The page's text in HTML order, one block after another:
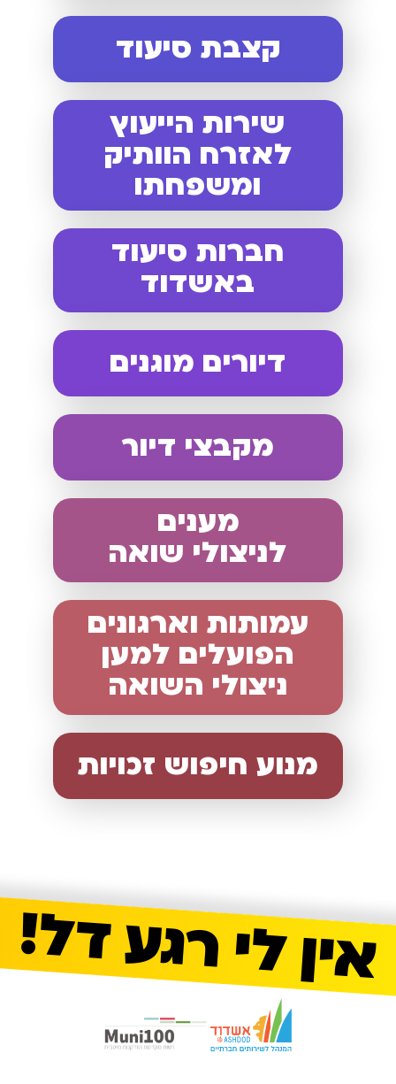
קצבת סיעוד
שירות הייעוץ
לאזרח הוותיק
ומשפחתו
חברות סיעוד
באשדוד
דיורים מוגנים
מקבצי דיור
מענים
לניצולי שואה
עמותות וארגונים
הפועלים למען
ניצולי השואה
מנוע חיפוש זכויות
אין לי רגע דל!